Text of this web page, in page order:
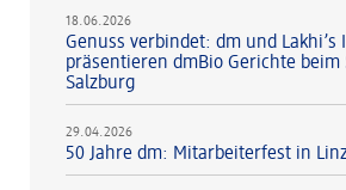
18.06.2026
Genuss verbindet: dm und Lakhi’s
präsentieren dmBio Gerichte beim
Salzburg
29.04.2026
50 Jahre dm: Mitarbeiterfest in